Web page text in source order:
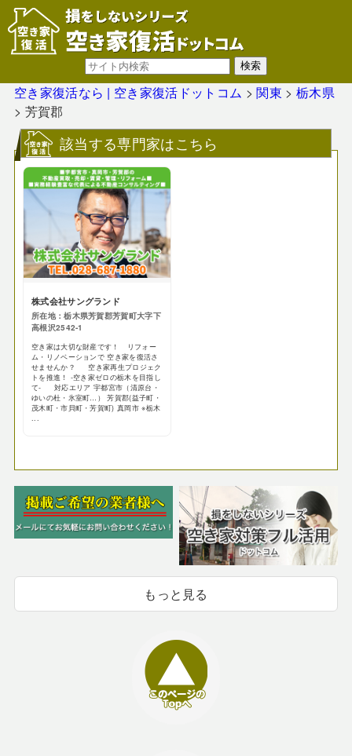
空き家復活なら | 空き家復活ドットコム >関東 > 栃木県
> 芳賀郡
該当する専門家はこちら
株式会社サングランド
所在地：栃木県芳賀郡芳賀町大字下
高根沢2542-1
空き家は大切な財産です！ リフォー
ム・リノベーションで 空き家を復活さ
せませんか？ 空き家再生プロジェク
トを推進！ -空き家ゼロの栃木を目指し
て- 対応エリア 宇都宮市（清原台・
ゆいの杜・氷室町…） 芳賀郡(益子町・
茂木町・市貝町・芳賀町) 真岡市 ※栃木
...
もっと見る